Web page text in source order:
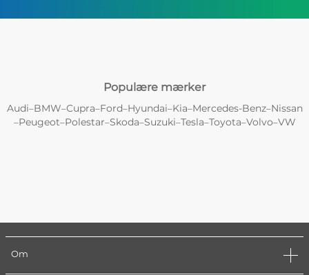
Populære mærker
Audi–BMW–Cupra–Ford–Hyundai–Kia–Mercedes-Benz–Nissan
–Peugeot–Polestar–Skoda–Suzuki–Tesla–Toyota–Volvo–VW
Om